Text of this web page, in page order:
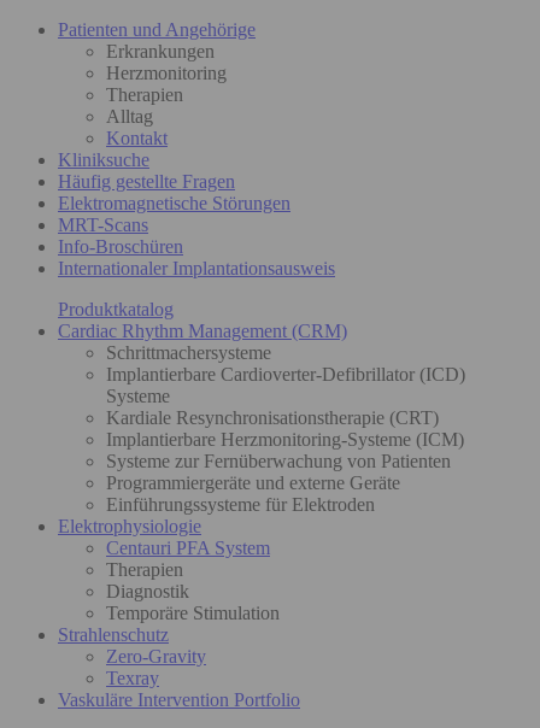
Patienten und Angehörige
Erkrankungen
Herzmonitoring
Therapien
Alltag
Kontakt
Kliniksuche
Häufig gestellte Fragen
Elektromagnetische Störungen
MRT-Scans
Info-Broschüren
Internationaler Implantationsausweis
Produktkatalog
Cardiac Rhythm Management (CRM)
Schrittmachersysteme
Implantierbare Cardioverter-Defibrillator (ICD)
Systeme
Kardiale Resynchronisationstherapie (CRT)
Implantierbare Herzmonitoring-Systeme (ICM)
Systeme zur Fernüberwachung von Patienten
Programmiergeräte und externe Geräte
Einführungssysteme für Elektroden
Elektrophysiologie
Centauri PFA System
Therapien
Diagnostik
Temporäre Stimulation
Strahlenschutz
Zero-Gravity
Texray
Vaskuläre Intervention Portfolio